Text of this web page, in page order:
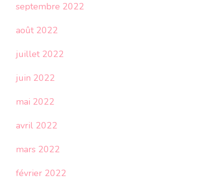
septembre 2022
août 2022
juillet 2022
juin 2022
mai 2022
avril 2022
mars 2022
février 2022